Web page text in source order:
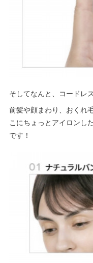
そしてなんと、コードレ
前髪や顔まわり、おくれ
こにちょっとアイロンし
です！